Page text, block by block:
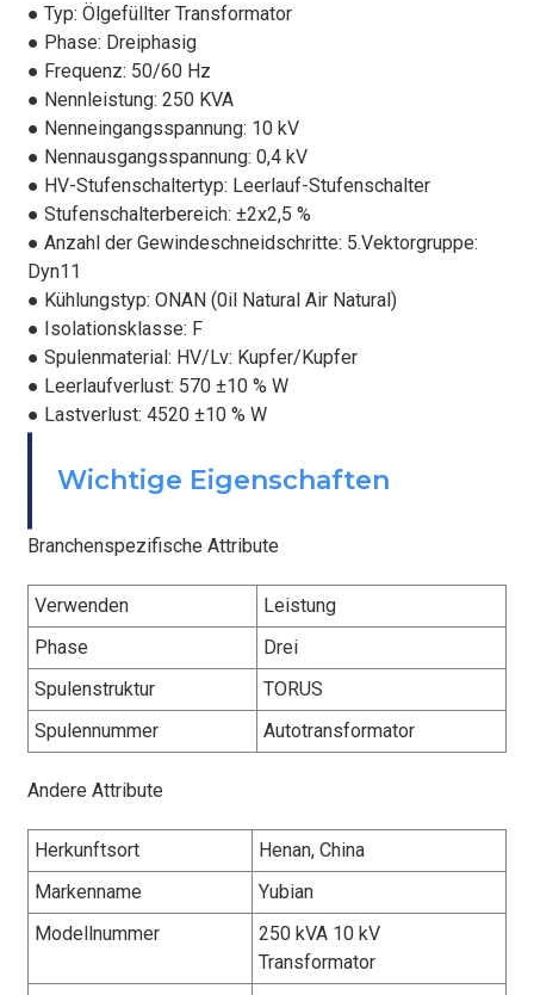
● Typ: Ölgefüllter Transformator
● Phase: Dreiphasig
● Frequenz: 50/60 Hz
● Nennleistung: 250 KVA
● Nenneingangsspannung: 10 kV
● Nennausgangsspannung: 0,4 kV
● HV-Stufenschaltertyp: Leerlauf-Stufenschalter
● Stufenschalterbereich: ±2x2,5 %
● Anzahl der Gewindeschneidschritte: 5.Vektorgruppe:
Dyn11
● Kühlungstyp: ONAN (0il Natural Air Natural)
● Isolationsklasse: F
● Spulenmaterial: HV/Lv: Kupfer/Kupfer
● Leerlaufverlust: 570 ±10 % W
● Lastverlust: 4520 ±10 % W
Wichtige Eigenschaften
Branchenspezifische Attribute
Verwenden
Leistung
Phase
Drei
Spulenstruktur
TORUS
Spulennummer
Autotransformator
Andere Attribute
Herkunftsort
Henan, China
Markenname
Yubian
Modellnummer
250 kVA 10 kV
Transformator